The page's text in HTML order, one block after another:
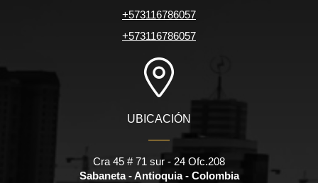
+573116786057
+573116786057
UBICACIÓN
Cra 45 # 71 sur - 24 Ofc.208
Sabaneta - Antioquia - Colombia